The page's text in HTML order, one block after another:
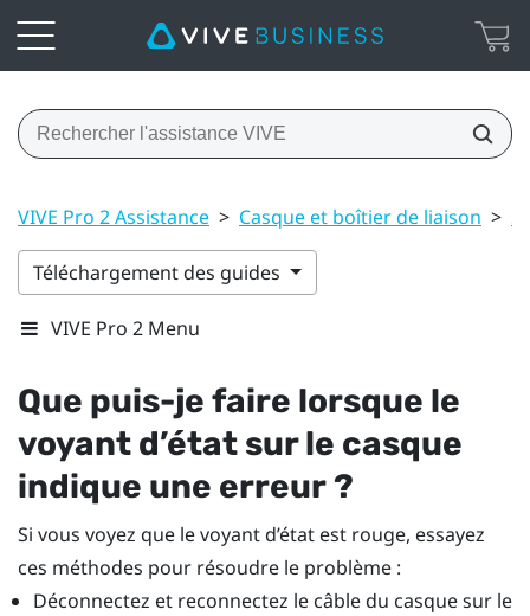
VIVE Pro 2 Assistance > Casque et boîtier de liaison >
Téléchargement des guides
VIVE Pro 2 Menu
Que puis-je faire lorsque le
voyant d’état sur le casque
indique une erreur ?
Si vous voyez que le voyant d’état est rouge, essayez
ces méthodes pour résoudre le problème :
Déconnectez et reconnectez le câble du casque sur le